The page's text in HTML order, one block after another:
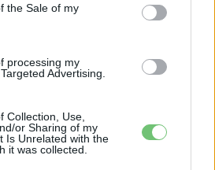
the Sale of my
processing my
Advertising.
Collection, Use,
or Sharing of my
Is Unrelated with the
it was collected.
Eriqo
kocka, de lelkében elkötelezett gamer,
TÖBB A SZERZŐTŐL
határt szabott: legfeljebb